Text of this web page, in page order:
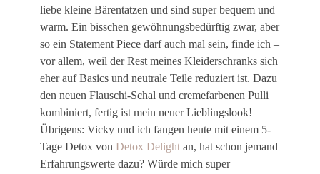
liebe kleine Bärentatzen und sind super bequem und
warm. Ein bisschen gewöhnungsbedürftig zwar, aber
so ein Statement Piece darf auch mal sein, finde ich –
vor allem, weil der Rest meines Kleiderschranks sich
eher auf Basics und neutrale Teile reduziert ist. Dazu
den neuen Flauschi-Schal und cremefarbenen Pulli
kombiniert, fertig ist mein neuer Lieblingslook!
Übrigens: Vicky und ich fangen heute mit einem 5-
Tage Detox von Detox Delight an, hat schon jemand
Erfahrungswerte dazu? Würde mich super